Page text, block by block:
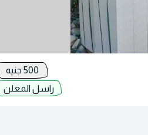
راسل المعلن